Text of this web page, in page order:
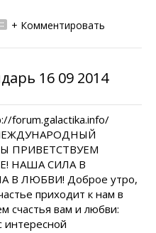
+ Комментировать
16 09 2014
forum.galactika.info/
ПРИВЕТСТВУЕМ
НАША СИЛА В
В ЛЮБВИ! Доброе утро,
приходит к нам в
счастья вам и любви:
интересной